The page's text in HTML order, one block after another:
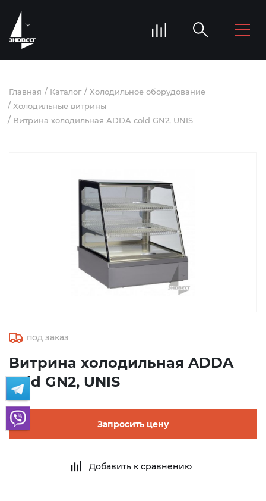
Главная Каталог
Холодильное оборудование
Холодильные витрины
Витрина холодильная ADDA cold GN2, UNIS
под заказ
Витрина холодильная ADDA
cold GN2, UNIS
Запросить цену
Добавить к сравнению